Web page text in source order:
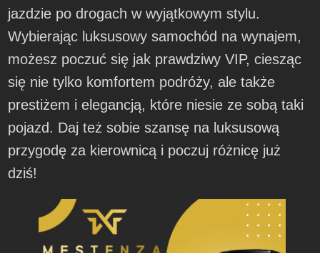
jazdzie po drogach w wyjątkowym stylu.
Wybierając luksusowy samochód na wynajem,
możesz poczuć się jak prawdziwy VIP, ciesząc
się nie tylko komfortem podróży, ale także
prestiżem i elegancją, które niesie ze sobą taki
pojazd. Daj też sobie szansę na luksusową
przygodę za kierownicą i poczuj różnicę już
dziś!